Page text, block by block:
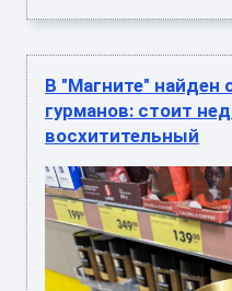
В "Магните" найден
гурманов: стоит
восхитительный